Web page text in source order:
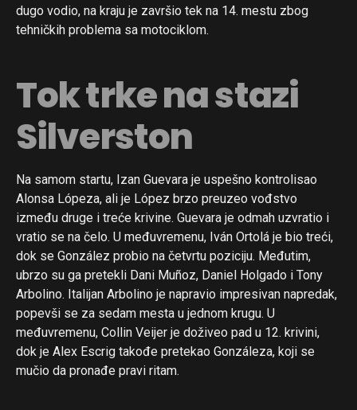
dugo vodio, na kraju je završio tek na 14. mestu zbog
tehničkih problema sa motociklom.
Tok trke na stazi
Silverston
Na samom startu, Izan Guevara je uspešno kontrolisao
Alonsa Lópeza, ali je López brzo preuzeo vođstvo
između druge i treće krivine. Guevara je odmah uzvratio i
vratio se na čelo. U međuvremenu, Iván Ortolá je bio treći,
dok se González probio na četvrtu poziciju. Međutim,
ubrzo su ga pretekli Dani Muñoz, Daniel Holgado i Tony
Arbolino. Italijan Arbolino je napravio impresivan napredak,
popevši se za sedam mesta u jednom krugu. U
međuvremenu, Collin Veijer je doživeo pad u 12. krivini,
dok je Alex Escrig takođe pretekao Gonzáleza, koji se
mučio da pronađe pravi ritam.